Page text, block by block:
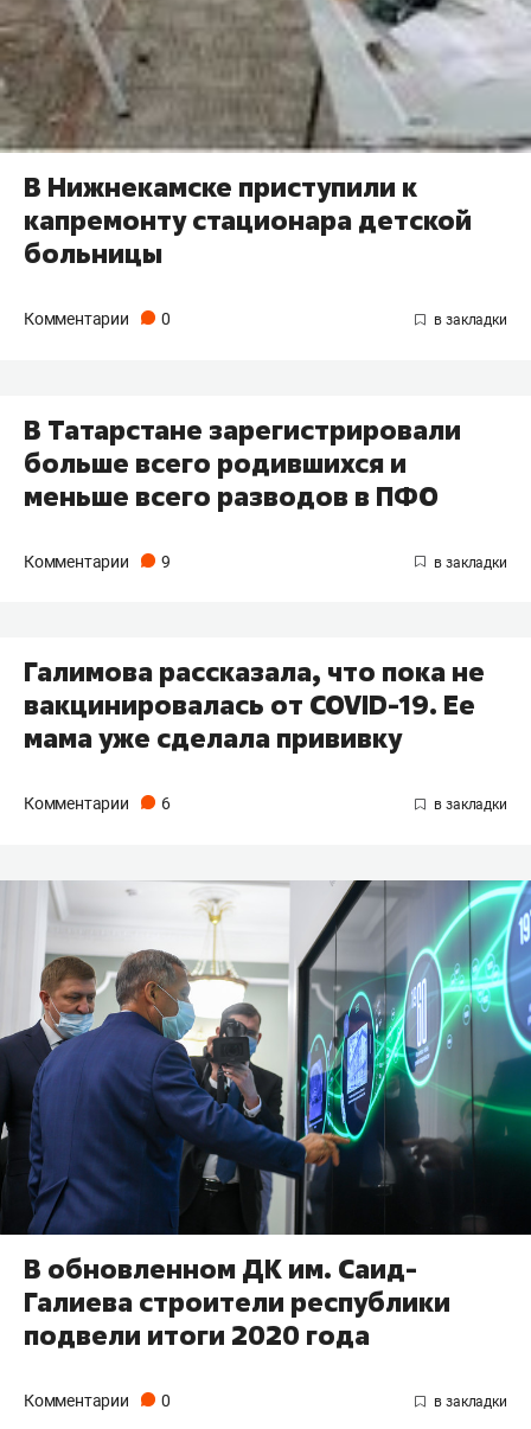
В Нижнекамске приступили к
капремонту стационара детской
больницы
Комментарии 0
В Татарстане зарегистрировали
больше всего родившихся и
меньше всего разводов в ПФО
Комментарии 9
Галимова рассказала, что пока не
вакцинировалась от COVID-19. Ее
мама уже сделала прививку
Комментарии 6
В обновленном ДК им. Саид-
Галиева строители республики
подвели итоги 2020 года
Комментарии 0